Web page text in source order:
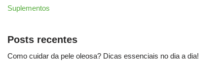
Suplementos
Posts recentes
Como cuidar da pele oleosa? Dicas essenciais no dia a dia!